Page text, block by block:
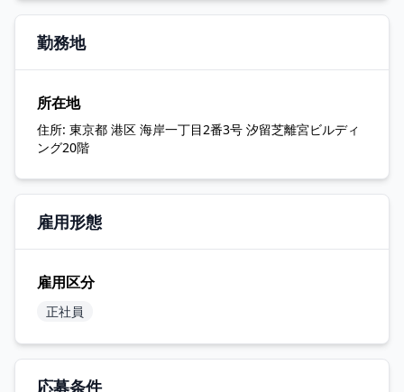
勤務地
所在地
住所: 東京都 港区 海岸一丁目2番3号 汐留芝離宮ビルディ
ング20階
雇用形態
雇用区分
正社員
応募条件